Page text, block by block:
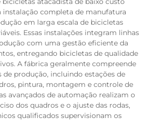
instalação completa de manufatura
em larga escala de bicicletas
Essas instalações integram linhas
com uma gestão eficiente da
entregando bicicletas de qualidade
A fábrica geralmente compreende
de produção, incluindo estações de
pintura, montagem e controle de
avançados de automação realizam o
dos quadros e o ajuste das rodas,
qualificados supervisionam os